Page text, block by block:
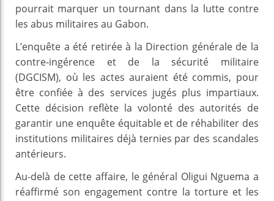
pourrait marquer un tournant dans la lutte contre
les abus militaires au Gabon.
L’enquête a été retirée à la Direction générale de la
contre-ingérence et de la sécurité militaire
(DGCISM), où les actes auraient été commis, pour
être confiée à des services jugés plus impartiaux.
Cette décision reflète la volonté des autorités de
garantir une enquête équitable et de réhabiliter des
institutions militaires déjà ternies par des scandales
antérieurs.
Au-delà de cette affaire, le général Oligui Nguema a
réaffirmé son engagement contre la torture et les